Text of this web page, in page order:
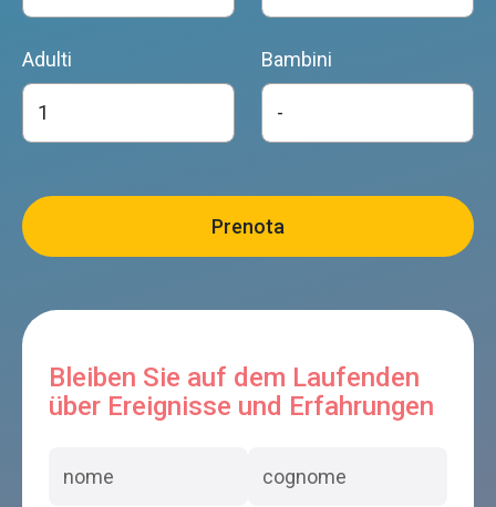
Adulti Bambini
Bleiben Sie auf dem Laufenden
über Ereignisse und Erfahrungen